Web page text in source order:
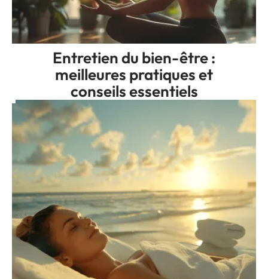
Entretien du bien-être :
meilleures pratiques et
conseils essentiels